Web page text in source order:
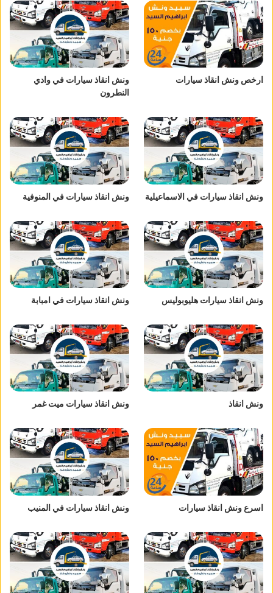
ارخص ونش انقاذ سيارات
ونش انقاذ سيارات في وادي
النطرون
ونش انقاذ سيارات في الاسماعيلية ونش انقاذ سيارات في المنوفية
ونش انقاذ سيارات هليوبوليس ونش انقاذ سيارات في امبابة
ونش انقاذ ونش انقاذ سيارات ميت غمر
اسرع ونش انقاذ سيارات ونش انقاذ سيارات في المنيب